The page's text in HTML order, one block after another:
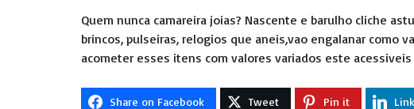
Quem nunca camareira joias? Nascente e barulho cliche
brincos, pulseiras, relogios que aneis,vao engalanar como
acometer esses itens com valores variados este
Share on Facebook Tweet Pin it